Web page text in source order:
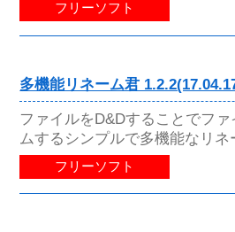
フリーソフト
多機能リネーム君
ファイルをD&Dすることでフ
ムするシンプルで多機能なリネ
フリーソフト